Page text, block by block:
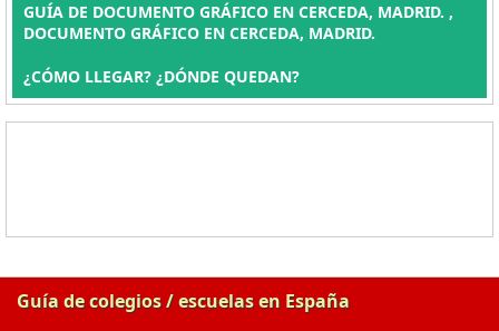
GUÍA DE DOCUMENTO GRÁFICO EN CERCEDA, MADRID. ,
DOCUMENTO GRÁFICO EN CERCEDA, MADRID.
¿CÓMO LLEGAR? ¿DÓNDE QUEDAN?
Guía de colegios / escuelas en España